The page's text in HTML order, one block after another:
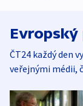
Evropský
ČT24 každý den
veřejnými médii,